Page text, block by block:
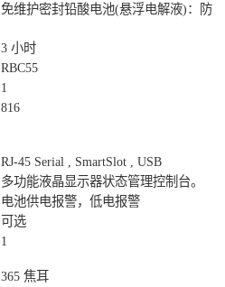
免维护密封铅酸电池(悬浮电解液)：防
3 小时
RBC55
1
816
RJ-45 Serial , SmartSlot , USB
多功能液晶显示器状态管理控制台。
电池供电报警，低电报警
可选
1
365 焦耳